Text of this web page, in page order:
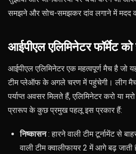
समझने और सोच-समझकर दांव लगाने में मदद
आईपीएल एलिमिनेटर फॉर्मेट
आईपीएल एलिमिनेटर एक महत्वपूर्ण मैच है जो
टीम प्लेऑफ के अगले चरण में पहुंचेगी। लीग मैचों
पर्याप्त अवसर मिलते हैं, एलिमिनेटर करो या
प्रारूप के कुछ प्रमुख पहलू इस प्रकार हैं:
निष्कासन: हारने वाली टीम टूर्नामेंट से
वाली टीम क्वालीफायर 2 में आगे बढ़ जाती